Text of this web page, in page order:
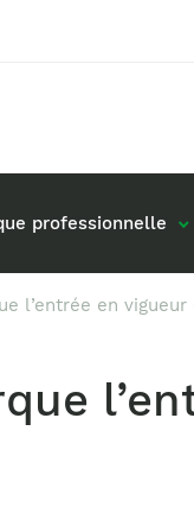
Vos questions :
professionnelle
à la pratique
en société
l’entrée en